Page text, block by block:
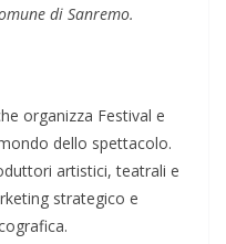
di Sanremo.
organizza Festival e
dello spettacolo.
artistici, teatrali e
strategico e